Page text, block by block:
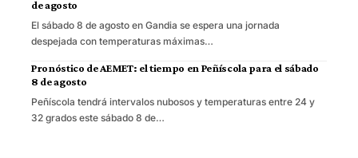
de agosto
El sábado 8 de agosto en Gandia se espera una jornada
despejada con temperaturas máximas…
Pronóstico de AEMET: el tiempo en Peñíscola para el sábado
8 de agosto
Peñíscola tendrá intervalos nubosos y temperaturas entre 24 y
32 grados este sábado 8 de…